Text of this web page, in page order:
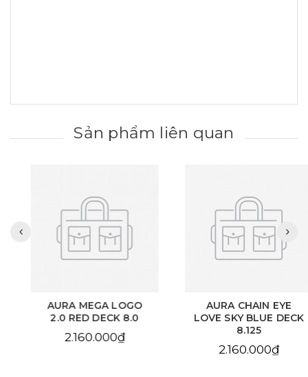
Sản phẩm liên quan
AURA MEGA LOGO
2.0 RED DECK 8.0
2.160.000₫
AURA CHAIN EYE
LOVE SKY BLUE DECK
8.125
2.160.000₫